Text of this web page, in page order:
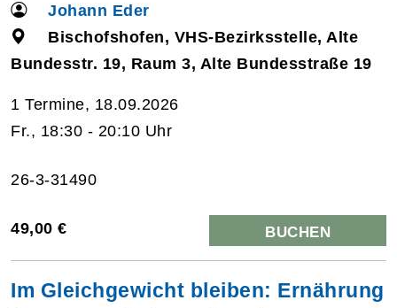
Johann Eder
Bischofshofen, VHS-Bezirksstelle, Alte
Bundesstr. 19, Raum 3, Alte Bundesstraße 19
1 Termine, 18.09.2026
Fr., 18:30 - 20:10 Uhr
26-3-31490
49,00 € BUCHEN
Im Gleichgewicht bleiben: Ernährung